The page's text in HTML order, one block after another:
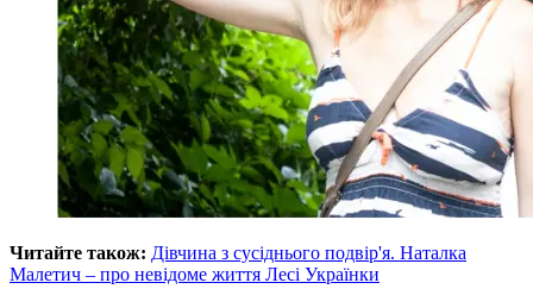
Читайте також: Дівчина з сусіднього подвір'я. Наталка
Малетич – про невідоме життя Лесі Українки